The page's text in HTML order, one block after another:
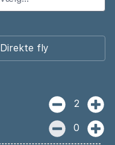
Direkte fly
2
0